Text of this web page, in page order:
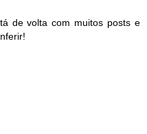
de volta com muitos posts e